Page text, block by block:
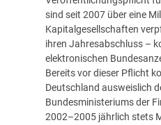
sind seit 2007 über eine
Kapitalgesellschaften
ihren Jahresabschluss –
elektronischen
Bereits vor dieser Pflicht
Deutschland ausweislich
Bundesministeriums der
2002–2005 jährlich stets